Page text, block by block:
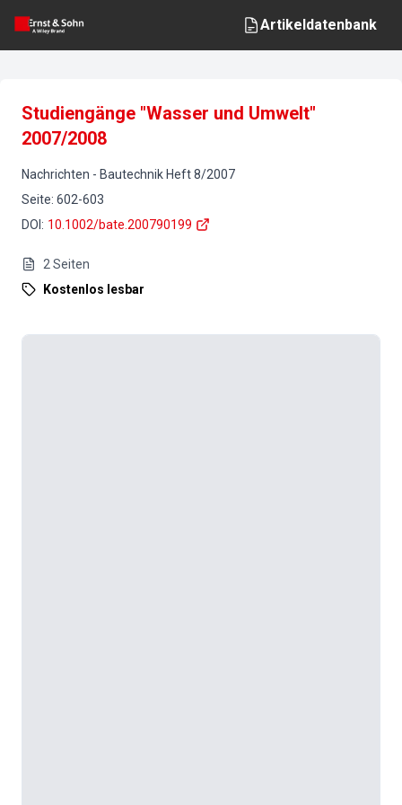
Artikeldatenbank
Studiengänge "Wasser und Umwelt"
2007/2008
Nachrichten - Bautechnik Heft8/2007
Seite: 602-603
DOI : 10.1002/bate.200790199
2 Seiten
Kostenlos lesbar